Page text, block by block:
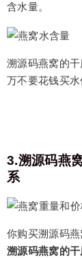
含水量。
溯源码燕窝的
万不要花钱买水
3.溯源码燕
系
你购买溯源码
溯源码燕窝的干